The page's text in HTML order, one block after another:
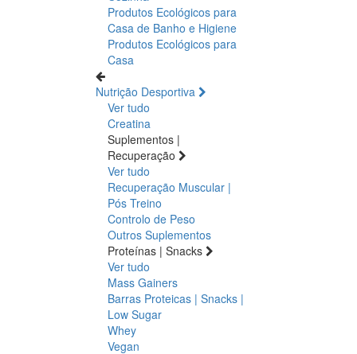
Produtos Ecológicos para
Casa de Banho e Higiene
Produtos Ecológicos para
Casa
Nutrição Desportiva
Ver tudo
Creatina
Suplementos |
Recuperação
Ver tudo
Recuperação Muscular |
Pós Treino
Controlo de Peso
Outros Suplementos
Proteínas | Snacks
Ver tudo
Mass Gainers
Barras Proteicas | Snacks |
Low Sugar
Whey
Vegan